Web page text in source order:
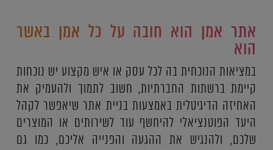
אתר אמן הוא חובה על כל אמן באשר
הוא
במציאות הנוכחית בה לכל עסק או איש מקצוע יש נוכחות
קיימת ברשתות החברתיות, חשוב לתמוך ולהעמיק את
האחיזה הדיגיטלית באמצעות בניית אתר שיאפשר לקהל
היעד הפוטנציאלי להיחשף עוד לשירותים או המוצרים
שלכם, ולהנגיש את ההגעה והפנייה אליכם, כמו גם